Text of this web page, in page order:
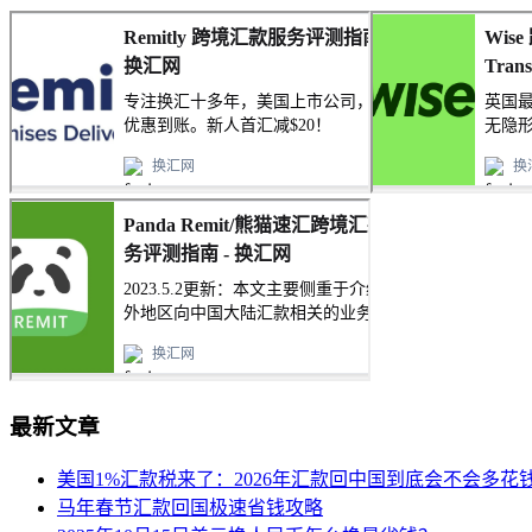
最新文章
美国1%汇款税来了：2026年汇款回中国到底会不会多花
马年春节汇款回国极速省钱攻略